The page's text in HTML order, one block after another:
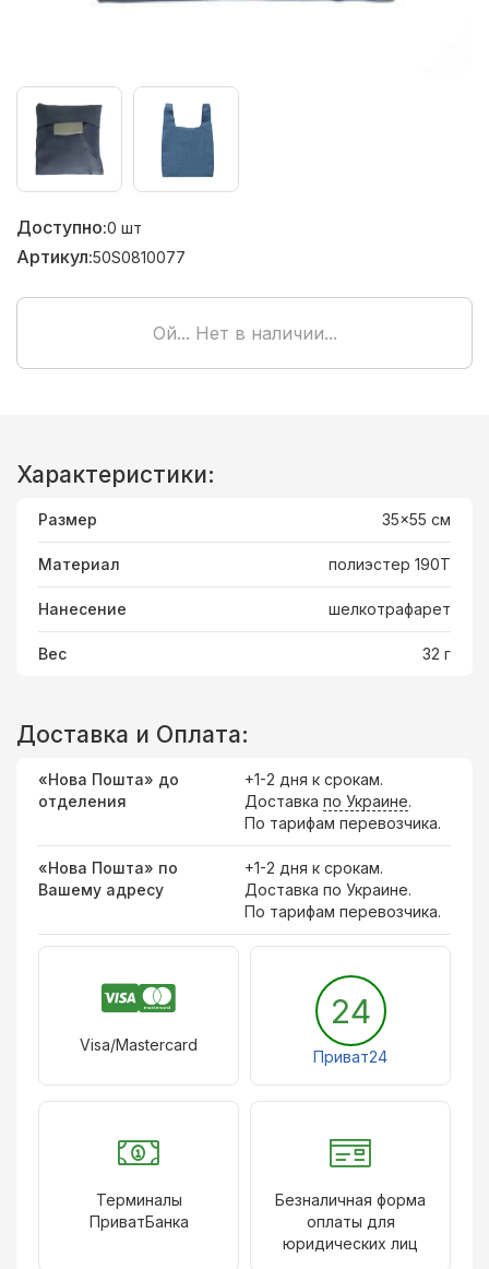
Доступно:0 шт
Артикул:50S0810077
Ой... Нет в наличии...
Характеристики:
Размер 35x55 cм
Материал полиэстер 190T
Нанесение шелкотрафарет
Вес 32 г
Доставка и Оплата:
«Нова Пошта» до
отделения
+1-2 дня к срокам.
Доставка по Украине.
По тарифам перевозчика.
«Нова Пошта» по
Вашему адресу
+1-2 дня к срокам.
Доставка по Украине.
По тарифам перевозчика.
Visa/Mastercard
24
Приват24
Терминалы
ПриватБанка
Безналичная форма
оплаты для
юридических лиц